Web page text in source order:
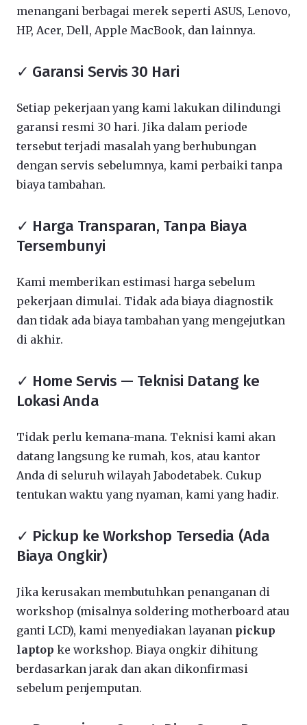
menangani berbagai merek seperti ASUS, Lenovo,
HP, Acer, Dell, Apple MacBook, dan lainnya.
✓ Garansi Servis 30 Hari
Setiap pekerjaan yang kami lakukan dilindungi
garansi resmi 30 hari. Jika dalam periode
tersebut terjadi masalah yang berhubungan
dengan servis sebelumnya, kami perbaiki tanpa
biaya tambahan.
✓ Harga Transparan, Tanpa Biaya
Tersembunyi
Kami memberikan estimasi harga sebelum
pekerjaan dimulai. Tidak ada biaya diagnostik
dan tidak ada biaya tambahan yang mengejutkan
di akhir.
✓ Home Servis — Teknisi Datang ke
Lokasi Anda
Tidak perlu kemana-mana. Teknisi kami akan
datang langsung ke rumah, kos, atau kantor
Anda di seluruh wilayah Jabodetabek. Cukup
tentukan waktu yang nyaman, kami yang hadir.
✓ Pickup ke Workshop Tersedia (Ada
Biaya Ongkir)
Jika kerusakan membutuhkan penanganan di
workshop (misalnya soldering motherboard atau
ganti LCD), kami menyediakan layanan pickup
laptop ke workshop. Biaya ongkir dihitung
berdasarkan jarak dan akan dikonfirmasi
sebelum penjemputan.